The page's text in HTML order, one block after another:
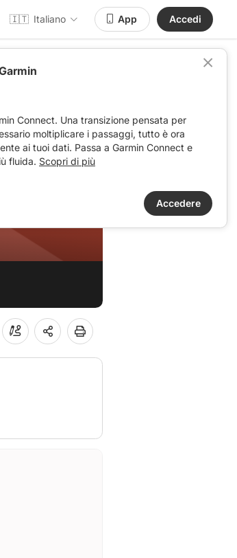
🇮🇹 Italiano App Accedi
Connect. Una transizione pensata per
moltiplicare i passaggi, tutto è ora
ai tuoi dati. Passa a Garmin Connect e
fluida. Scopri di più
Accedere